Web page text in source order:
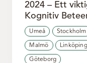
2024 – Ett
Kognitiv
Umeå Stockholm
Malmö Linköping
Göteborg